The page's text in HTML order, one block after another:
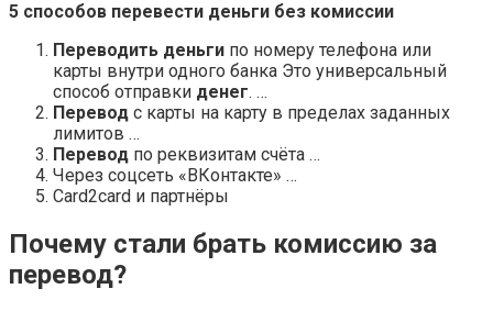
5 способов перевести деньги без комиссии
Переводить деньги по номеру телефона или
карты внутри одного банка Это универсальный
способ отправки денег. …
Перевод с карты на карту в пределах заданных
лимитов …
Перевод по реквизитам счёта …
Через соцсеть «ВКонтакте» …
Card2card и партнёры
Почему стали брать комиссию за
перевод?